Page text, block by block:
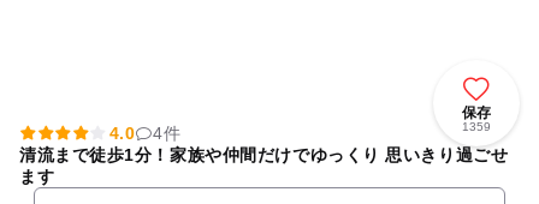
保存
1359
4.0
4件
清流まで徒歩1分！家族や仲間だけでゆっくり 思いきり過ごせ
ます